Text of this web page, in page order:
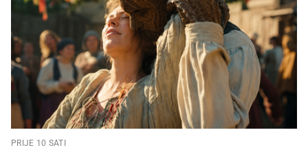
PRIJE 10 SATI